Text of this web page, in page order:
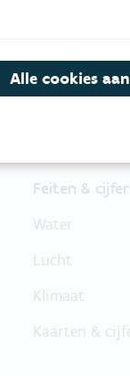
Feiten &
Water
Lucht
Klimaat
Kaarten &
Alle cookies